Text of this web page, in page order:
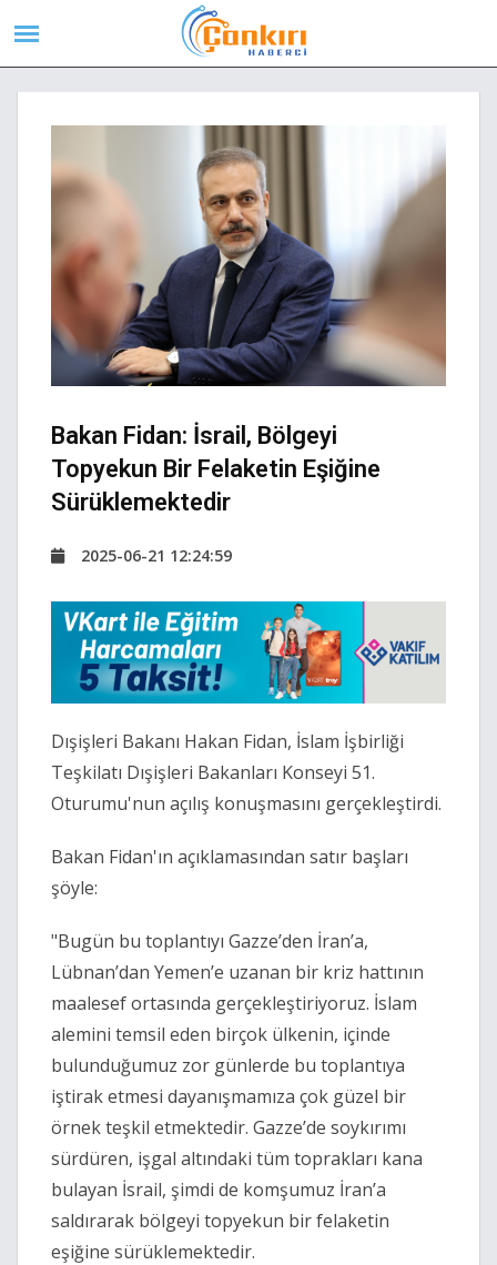
Bakan Fidan: İsrail, Bölgeyi
Topyekun Bir Felaketin Eşiğine
Sürüklemektedir
2025-06-21 12:24:59
Dışişleri Bakanı Hakan Fidan, İslam İşbirliği
Teşkilatı Dışişleri Bakanları Konseyi 51.
Oturumu'nun açılış konuşmasını gerçekleştirdi.
Bakan Fidan'ın açıklamasından satır başları
şöyle:
"Bugün bu toplantıyı Gazze’den İran’a,
Lübnan’dan Yemen’e uzanan bir kriz hattının
maalesef ortasında gerçekleştiriyoruz. İslam
alemini temsil eden birçok ülkenin, içinde
bulunduğumuz zor günlerde bu toplantıya
iştirak etmesi dayanışmamıza çok güzel bir
örnek teşkil etmektedir. Gazze’de soykırımı
sürdüren, işgal altındaki tüm toprakları kana
bulayan İsrail, şimdi de komşumuz İran’a
saldırarak bölgeyi topyekun bir felaketin
eşiğine sürüklemektedir.